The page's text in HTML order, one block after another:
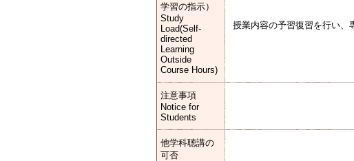
学習の指示）
Study
Load(Self-
directed
Learning
Outside
Course Hours)
授業内容の予習復習を行い、
注意事項
Notice for
Students
他学科聴講の
可否